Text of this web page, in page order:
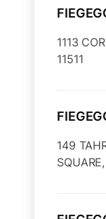
1113
11511
149